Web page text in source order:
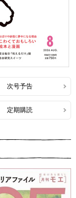
次号予告
定期購読